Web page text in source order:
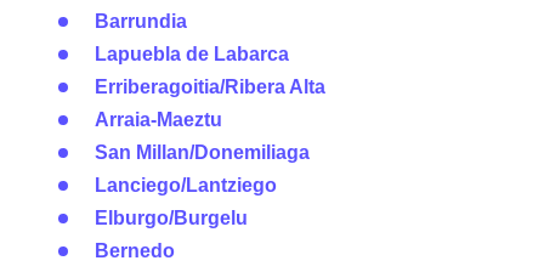
Barrundia
Lapuebla de Labarca
Erriberagoitia/Ribera Alta
Arraia-Maeztu
San Millan/Donemiliaga
Lanciego/Lantziego
Elburgo/Burgelu
Bernedo